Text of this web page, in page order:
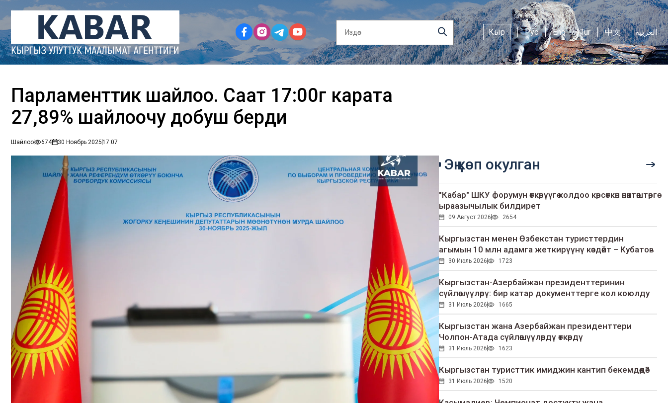
Кыр Рус Eng Tur 中文 العربية
Парламенттик шайлоо. Саат 17:00гө карата
27,89% шайлоочу добуш берди
Шайлоо 674 30 Ноябрь 202517:07
Эң көп окулган
"Кабар" ШКУ форумун өткөрүүгө колдоо көрсөткөн өнөктөштөргө
ыраазычылык билдирет
09 Август 2026 2654
Кыргызстан менен Өзбекстан туристтердин
агымын 10 млн адамга жеткирүүнү көздөйт – Кубатов
30 Июль 2026 1723
Кыргызстан-Азербайжан президенттеринин
сүйлөшүүлөрү: бир катар документтерге кол коюлду
31 Июль 2026 1665
Кыргызстан жана Азербайжан президенттери
Чолпон-Атада сүйлөшүүлөрдү өткөрдү
31 Июль 2026 1623
Кыргызстан туристтик имиджин кантип бекемдөөдө?
31 Июль 2026 1520